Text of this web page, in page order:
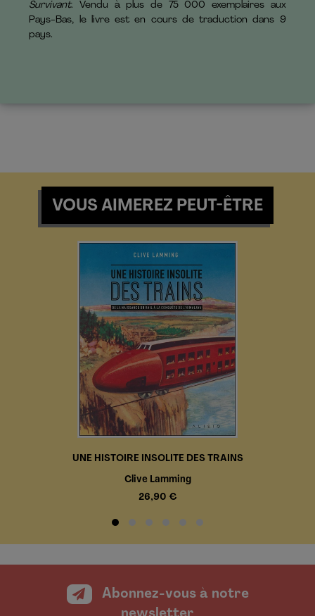
Survivant. Vendu à plus de 75 000 exemplaires aux
Pays-Bas, le livre est en cours de traduction dans 9
pays.
VOUS AIMEREZ PEUT-ÊTRE
UNE HISTOIRE INSOLITE DES TRAINS
Clive Lamming
26,90 €
Abonnez-vous à notre